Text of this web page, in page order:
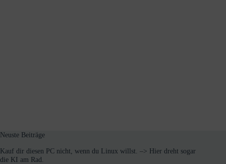
Neuste Beiträge
Kauf dir diesen PC nicht, wenn du Linux willst. –> Hier dreht sogar
die KI am Rad.